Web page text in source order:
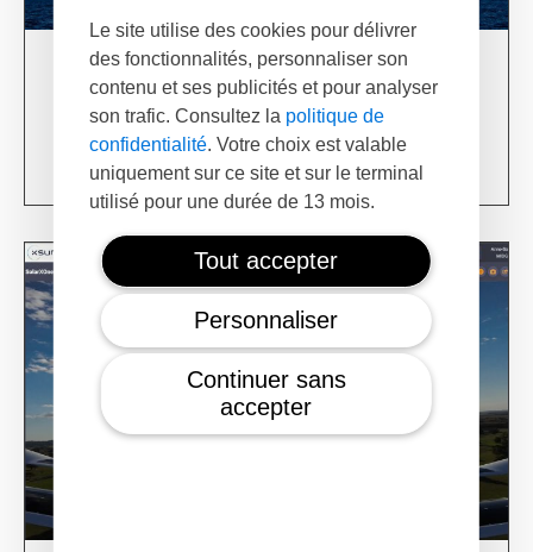
Le site utilise des cookies pour délivrer
des fonctionnalités, personnaliser son
contenu et ses publicités et pour analyser
son trafic. Consultez la politique de
confidentialité. Votre choix est valable
uniquement sur ce site et sur le terminal
utilisé pour une durée de 13 mois.
Tout accepter
Personnaliser
Continuer sans
accepter
XSun & TotalEnergies on prospection mission in
USA